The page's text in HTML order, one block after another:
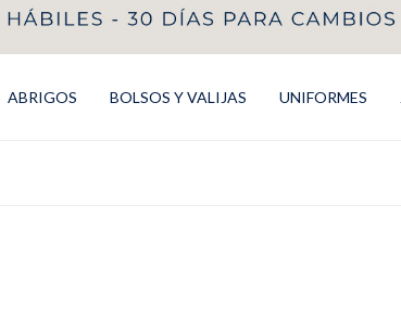
ABRIGOS BOLSOS Y VALIJAS UNIFORMES